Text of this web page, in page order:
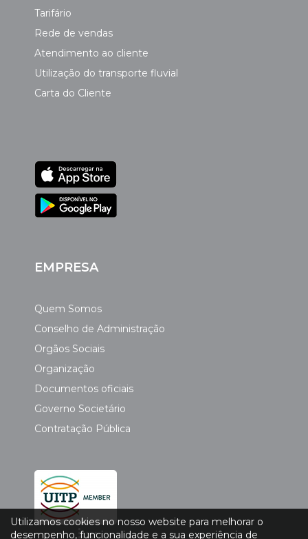
Tarifário
Rede de vendas
Atendimento ao cliente
Utilização do transporte fluvial
Carta do Cliente
EMPRESA
Quem Somos
Conselho de Administração
Orgãos Sociais
Organização
Documentos oficiais
Governo Societário
Contratação Pública
Utilizamos cookies no nosso website para melhorar o
desempenho, funcionalidade e a sua experiência de